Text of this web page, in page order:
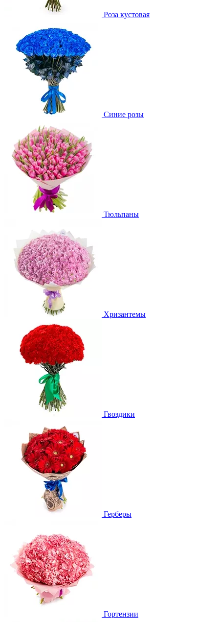
Роза кустовая
Синие розы
Тюльпаны
Хризантемы
Гвоздики
Герберы
Гортензии